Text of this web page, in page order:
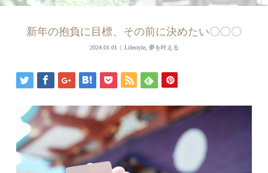
新年の抱負に目標、その前に決めたい〇〇〇
2024.01.01 Lifestyle, 夢を叶える